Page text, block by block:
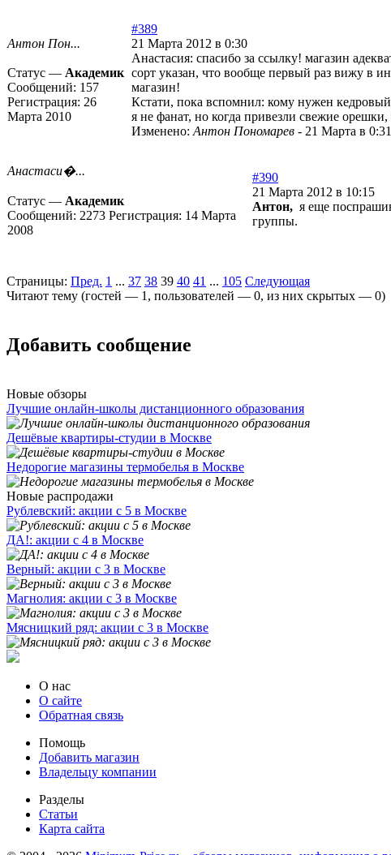
Антон Пон...
Статус — Академик
Сообщений: 157
Регистрация: 26
Марта 2010
#389
21 Марта 2012 в 0:30
Анастасия: спасибо за ссылку! магазин
сорт указан, что вообще первый раз вижу в
магазин!
Кстати, пока вспомнил: кому нужен
я не фанат, но когда привезли свежие
Изменено: Антон Пономарев - 21 Марта в 0:31
Анастаси�...
Статус — Академик
Сообщений: 2273 Регистрация: 14 Марта
2008
#390
21 Марта 2012 в 10:15
Антон, я еще
группы.
Страницы: Пред. 1 ... 37 38 39 40 41 ... 105 Следующая
Читают тему (гостей — 1 , пользователей — 0, из них скрытых — 0)
Добавить сообщение
Новые обзоры
Лучшие онлайн-школы дистанционного образования
Дешёвые квартиры-студии в Москве
Недорогие магазины термобелья в Москве
Новые распродажи
Рублевский: акции с 5 в Москве
ДА!: акции с 4 в Москве
Верный: акции с 3 в Москве
Магнолия: акции с 3 в Москве
Мясницкий ряд: акции с 3 в Москве
О нас
О сайте
Обратная связь
Помощь
Добавить магазин
Владельцу компании
Разделы
Статьи
Карта сайта